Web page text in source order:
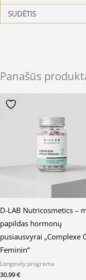
SUDĖTIS
Panašūs
D-LAB Nutricosmetics –
papildas hormonų
pusiausvyrai „Complexe
Feminin“
Longevity programa
30.99€